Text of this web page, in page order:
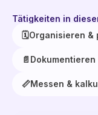
Tätigkeiten in
🗓️Organisieren &
📄
📏Messen &